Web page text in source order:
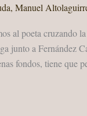
, Manuel
al poeta cruzando
junto a Fernández
fondos, tiene que